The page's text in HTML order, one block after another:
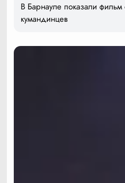
В Барнауле показали фильм
кумандинцев